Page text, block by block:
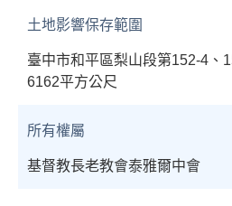
土地影響保存範圍
臺中市和平區梨山段第152-4、
6162平方公尺
所有權屬
基督教長老教會泰雅爾中會